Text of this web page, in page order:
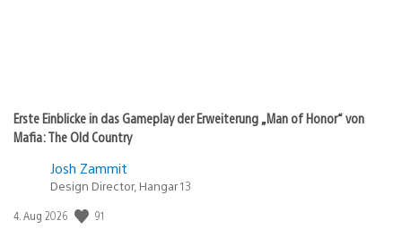
Erste Einblicke in das Gameplay der Erweiterung „Man of Honor“ von
Mafia: The Old Country
Josh Zammit
Design Director, Hangar 13
Veröffentlichungsdatum:
4. Aug 2026 91